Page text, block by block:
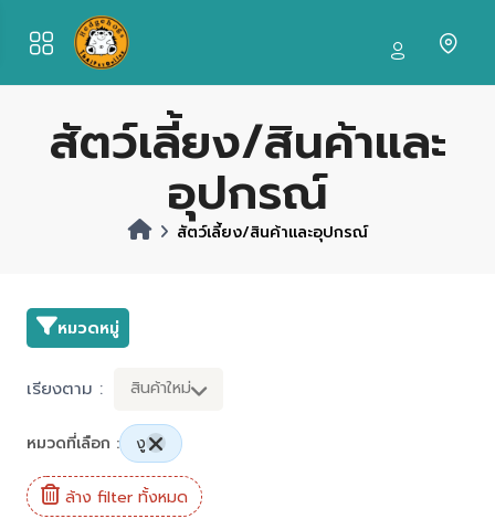
สัตว์เลี้ยง/สินค้าและ
อุปกรณ์
สัตว์เลี้ยง/สินค้าและอุปกรณ์
หมวดหมู่
เรียงตาม : สินค้าใหม่
หมวดที่เลือก : งู
ล้าง filter ทั้งหมด